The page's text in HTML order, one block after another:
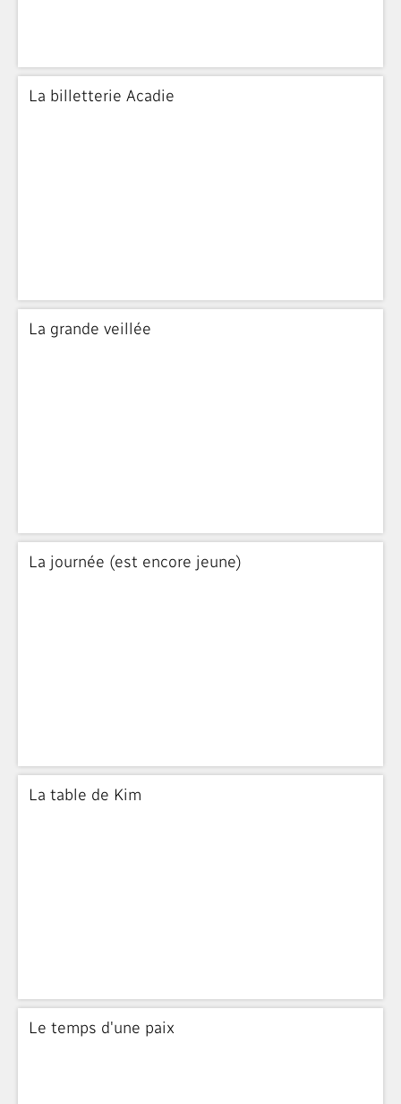
La billetterie Acadie
La grande veillée
La journée (est encore jeune)
La table de Kim
Le temps d'une paix